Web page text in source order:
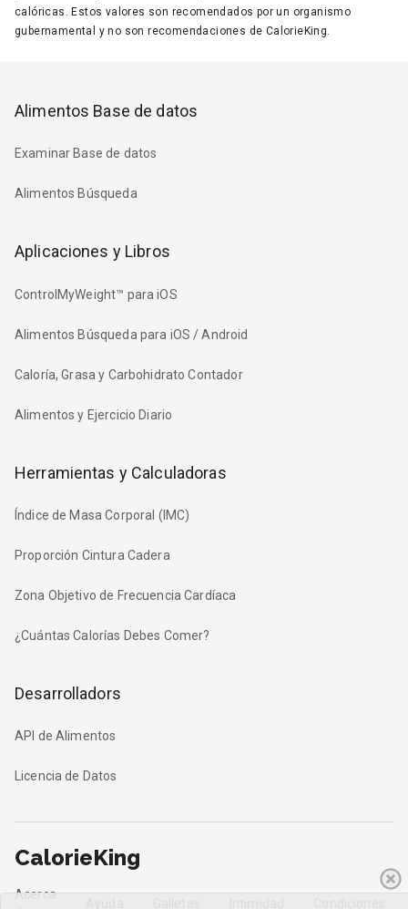
calóricas. Estos valores son recomendados por un organismo
gubernamental y no son recomendaciones de CalorieKing.
Alimentos Base de datos
Examinar Base de datos
Alimentos Búsqueda
Aplicaciones y Libros
ControlMyWeight™ para iOS
Alimentos Búsqueda para iOS / Android
Caloría, Grasa y Carbohidrato Contador
Alimentos y Ejercicio Diario
Herramientas y Calculadoras
Índice de Masa Corporal (IMC)
Proporción Cintura Cadera
Zona Objetivo de Frecuencia Cardíaca
¿Cuántas Calorías Debes Comer?
Desarrolladors
API de Alimentos
Licencia de Datos
CalorieKing
Acerca